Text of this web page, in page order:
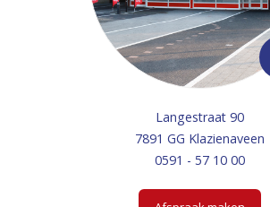
Langestraat 90
7891 GG Klazienaveen
0591 - 57 10 00